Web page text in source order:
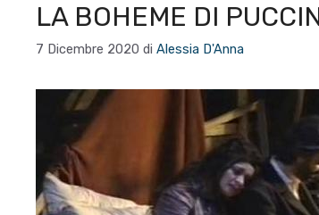
LA BOHEME DI
7 Dicembre 2020 di Alessia D'Anna